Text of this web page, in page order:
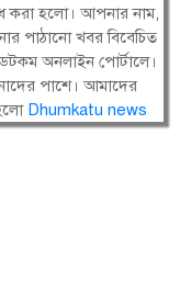
করা হলো। আপনার নাম,
পাঠানো খবর বিবেচিত
অনলাইন পোর্টালে।
পাশে। আমাদের
Dhumkatu news